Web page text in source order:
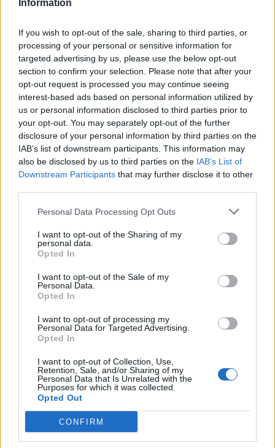
Information
If you wish to opt-out of the sale, sharing to third parties, or
processing of your personal or sensitive information for
targeted advertising by us, please use the below opt-out
section to confirm your selection. Please note that after your
opt-out request is processed you may continue seeing
interest-based ads based on personal information utilized by
us or personal information disclosed to third parties prior to
your opt-out. You may separately opt-out of the further
disclosure of your personal information by third parties on the
IAB’s list of downstream participants. This information may
also be disclosed by us to third parties on the IAB’s List of
Downstream Participants that may further disclose it to other
Personal Data Processing Opt Outs
I want to opt-out of the Sharing of my
personal data.
Opted In
I want to opt-out of the Sale of my
Personal Data.
Opted In
I want to opt-out of processing my
Personal Data for Targeted Advertising.
Opted In
I want to opt-out of Collection, Use,
Retention, Sale, and/or Sharing of my
Personal Data that Is Unrelated with the
Purposes for which it was collected.
Opted Out
CONFIRM
1
8 Dicembre 2021 alle ore 14:10
·Ti stimo·Rispondi
Elsa:
8 Dicembre 2021 alle ore 14:13
·Ti stimo
Tizio8020:
https://twitter.com/GiuliaTamagnin1/status/146835749
8956652544
8 Dicembre 2021 alle ore 14:13
·Ti stimo
STARZ: Elsa
Ciao!
Brava! Ora ripetilo allo specchio, più e più volte.
8 Dicembre 2021 alle ore 14:18
Ti stimo·Rispondi